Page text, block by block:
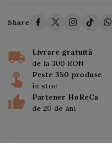
Share
Livrare gratuită
de la 300 RON
Peste 350 produse
în stoc
Partener HoReCa
de 20 de ani